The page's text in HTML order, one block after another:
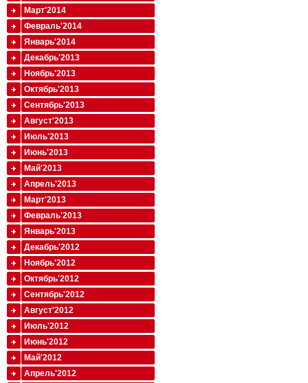
Март'2014
Февраль'2014
Январь'2014
Декабрь'2013
Ноябрь'2013
Октябрь'2013
Сентябрь'2013
Август'2013
Июль'2013
Июнь'2013
Май'2013
Апрель'2013
Март'2013
Февраль'2013
Январь'2013
Декабрь'2012
Ноябрь'2012
Октябрь'2012
Сентябрь'2012
Август'2012
Июль'2012
Июнь'2012
Май'2012
Апрель'2012